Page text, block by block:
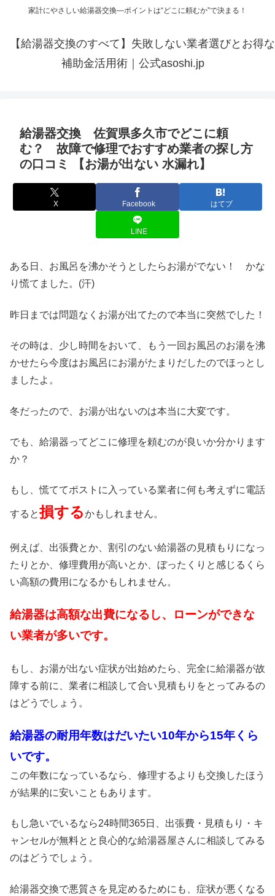
家計にやさしい給湯器交換—ポイントは“どこに頼むか”で決まる！
【給湯器交換のすべて】失敗しない業者選びとお得な
補助金活用術｜公式asoshi.jp
給湯器交換 佐賀県多久市でどこに頼
む？ 故障で修理でおすすめ業者の探し方
の口コミ 【お湯が出ない 水漏れ】
X Facebook はてブ
LINE
ある日、お風呂を沸かそうとしたらお湯がでない！ かな
り慌てました。(汗)
昨日までは問題なくお湯が出てたので本当に突然でした！
その時は、少し時間をおいて、もう一回お風呂のお湯を沸
かせたら今度はお風呂にお湯がたまりだしたのでほっとし
ましたよ。
冬だったので、お湯が出ないのは本当に大変です。
でも、給湯器ってどこに修理を頼むのが良いか分かります
か？
もし、慌ててポストに入っている業者に何も考えずに電話
すると損するかもしれません。
例えば、出張費とか、割引のない給湯器の見積もりになっ
たりとか、修理費用が高いとか、ぼったくりと感じるくら
い高額の費用になるかもしれません。
給湯器は高額な出費になるし、ローンができな
い業者が多いです。
もし、お湯が出ない症状が出始めたら、完全に給湯器が故
障する前に、業者に相談して合い見積もりをとってみるの
はどうでしょう。
給湯器の耐用年数はだいたい10年から15年くら
いです。
この年数になっているなら、修理するよりも交換したほう
が結果的に安いこともあります。
もし急いでいるなら24時間365日、出張費・見積もり・キ
ャンセルが無料とと良心的な給湯器屋さんに相談してみる
のはどうでしょう。
給湯器交換で悪質さを見定めるためにも、症状が悪くなる